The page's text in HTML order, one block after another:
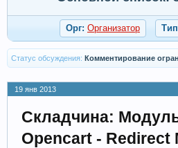
Орг: Организатор
Статус обсуждения: Комментирование
19 янв 2013
Складчина:
Opencart - Redirect